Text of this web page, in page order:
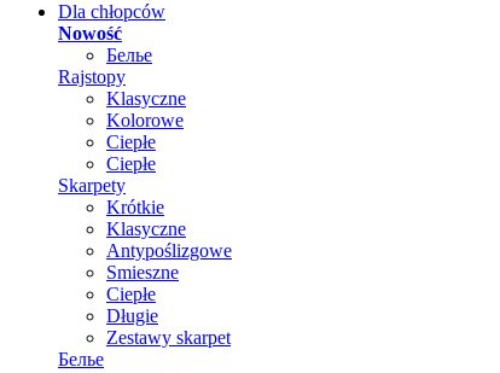
Dla chłopców
Nowość
Белье
Rajstopy
Klasyczne
Kolorowe
Ciepłe
Ciepłe
Skarpety
Krótkie
Klasyczne
Antypoślizgowe
Smieszne
Ciepłe
Długie
Zestawy skarpet
Белье